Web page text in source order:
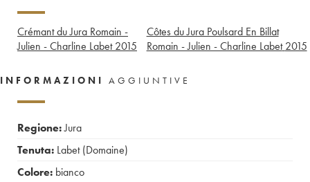
Crémant du Jura Romain -
Julien - Charline Labet 2015
Côtes du Jura Poulsard En Billat
Romain - Julien - Charline Labet 2015
INFORMAZIONI AGGIUNTIVE
Regione:Jura
Tenuta: Labet (Domaine)
Colore: bianco